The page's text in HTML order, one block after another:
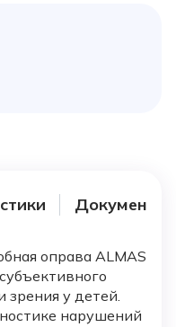
Документы
оправа ALMAS
у детей.
нарушений